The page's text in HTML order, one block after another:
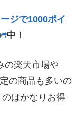
ジで1000ポイ
中！
の楽天市場や
の商品も多いの
はかなりお得